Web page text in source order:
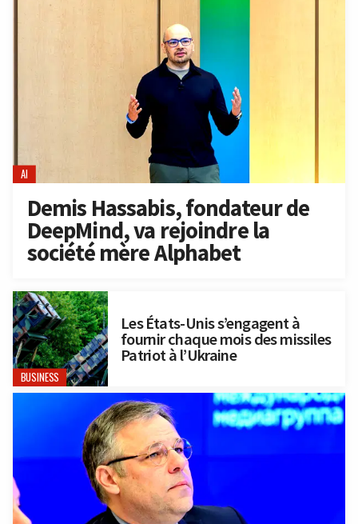
AI
Demis Hassabis, fondateur de
DeepMind, va rejoindre la
société mère Alphabet
BUSINESS
Les États-Unis s’engagent à
fournir chaque mois des missiles
Patriot à l’Ukraine